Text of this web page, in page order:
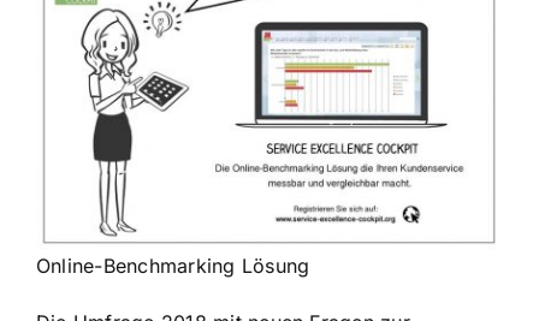
Online-Benchmarking Lösung